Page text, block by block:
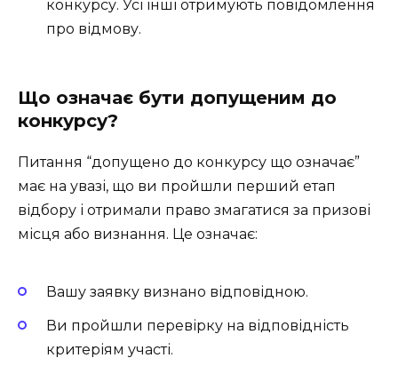
конкурсу. Усі інші отримують повідомлення
про відмову.
Що означає бути допущеним до
конкурсу?
Питання “допущено до конкурсу що означає”
має на увазі, що ви пройшли перший етап
відбору і отримали право змагатися за призові
місця або визнання. Це означає:
Вашу заявку визнано відповідною.
Ви пройшли перевірку на відповідність
критеріям участі.